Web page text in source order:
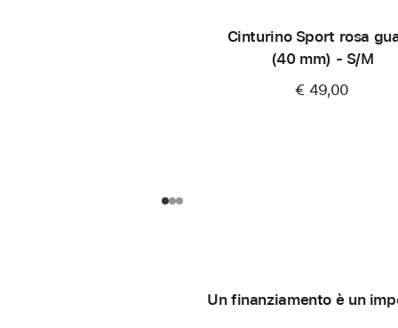
Cinturino Sport rosa
(40 mm) - S/M
€ 49,00
Un finanziamento è un